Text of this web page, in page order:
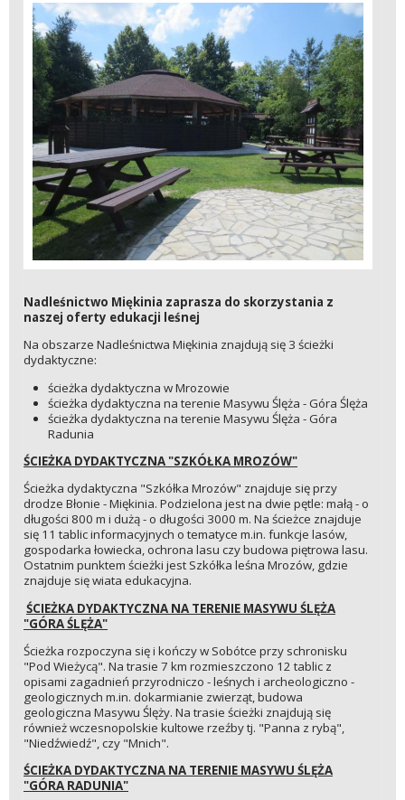
Nadleśnictwo Miękinia zaprasza do skorzystania z
naszej oferty edukacji leśnej
Na obszarze Nadleśnictwa Miękinia znajdują się 3 ścieżki
dydaktyczne:
ścieżka dydaktyczna w Mrozowie
ścieżka dydaktyczna na terenie Masywu Ślęża - Góra Ślęża
ścieżka dydaktyczna na terenie Masywu Ślęża - Góra
Radunia
ŚCIEŻKA DYDAKTYCZNA "SZKÓŁKA MROZÓW"
Ścieżka dydaktyczna "Szkółka Mrozów" znajduje się przy
drodze Błonie - Miękinia. Podzielona jest na dwie pętle: małą - o
długości 800 m i dużą - o długości 3000 m. Na ścieżce znajduje
się 11 tablic informacyjnych o tematyce m.in. funkcje lasów,
gospodarka łowiecka, ochrona lasu czy budowa piętrowa lasu.
Ostatnim punktem ścieżki jest Szkółka leśna Mrozów, gdzie
znajduje się wiata edukacyjna.
ŚCIEŻKA DYDAKTYCZNA NA TERENIE MASYWU ŚLĘŻA
"GÓRA ŚLĘŻA"
Ścieżka rozpoczyna się i kończy w Sobótce przy schronisku
"Pod Wieżycą". Na trasie 7 km rozmieszczono 12 tablic z
opisami zagadnień przyrodniczo - leśnych i archeologiczno -
geologicznych m.in. dokarmianie zwierząt, budowa
geologiczna Masywu Ślęży. Na trasie ścieżki znajdują się
również wczesnopolskie kultowe rzeźby tj. "Panna z rybą",
"Niedźwiedź", czy "Mnich".
ŚCIEŻKA DYDAKTYCZNA NA TERENIE MASYWU ŚLĘŻA
"GÓRA RADUNIA"